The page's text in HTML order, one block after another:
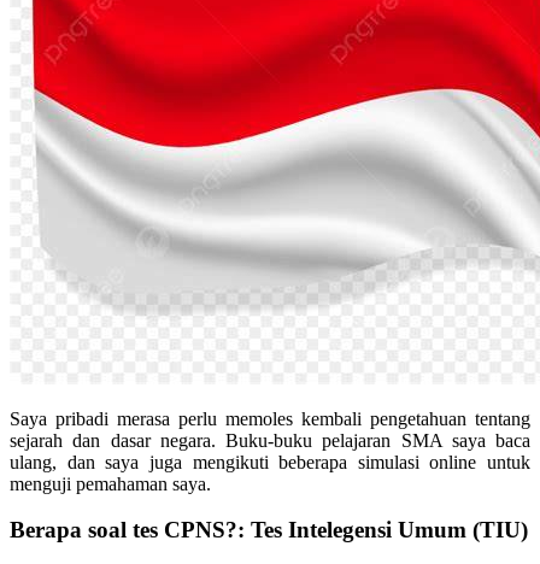
Saya pribadi merasa perlu memoles kembali pengetahuan tentang
sejarah dan dasar negara. Buku-buku pelajaran SMA saya baca
ulang, dan saya juga mengikuti beberapa simulasi online untuk
menguji pemahaman saya.
Berapa soal tes CPNS?: Tes Intelegensi Umum (TIU)